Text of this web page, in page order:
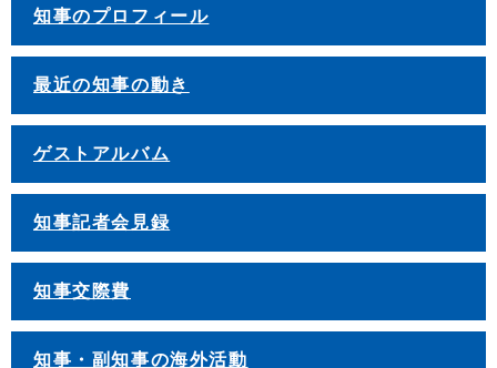
知事のプロフィール
最近の知事の動き
ゲストアルバム
知事記者会見録
知事交際費
知事・副知事の海外活動